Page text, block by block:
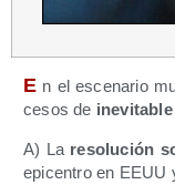
E n el esce­na­rio
ce­sos de
A) La reso­lu­ción
epi­cen­tro en EEUU